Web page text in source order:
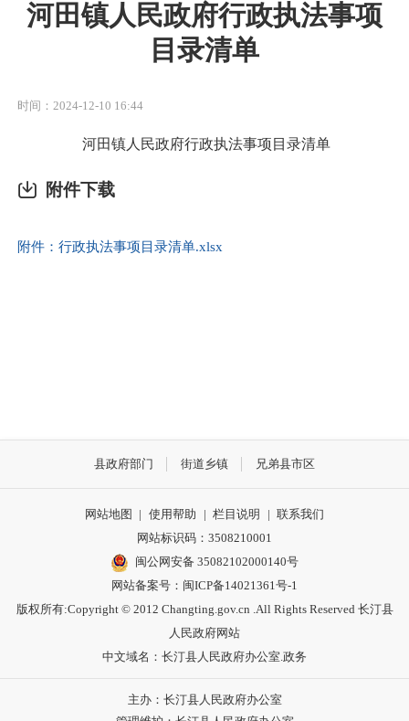
河田镇人民政府行政执法事项
目录清单
时间：2024-12-10 16:44
河田镇人民政府行政执法事项目录清单
附件下载
附件：行政执法事项目录清单.xlsx
县政府部门 街道乡镇 兄弟县市区
网站地图 | 使用帮助 | 栏目说明 | 联系我们
网站标识码：3508210001
闽公网安备 35082102000140号
网站备案号： 闽ICP备14021361号-1
版权所有:Copyright © 2012 Changting.gov.cn .All Rights Reserved 长汀县
人民政府网站
中文域名：长汀县人民政府办公室.政务
主办：长汀县人民政府办公室